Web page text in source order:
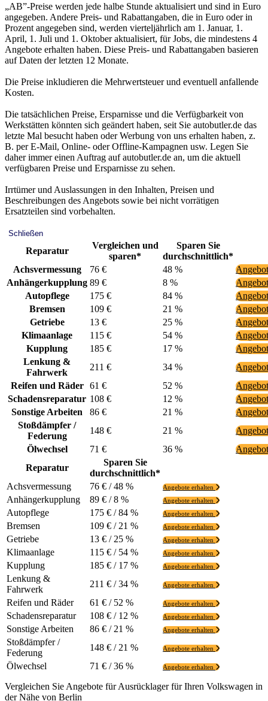
„AB”-Preise werden jede halbe Stunde aktualisiert und sind in Euro
angegeben. Andere Preis- und Rabattangaben, die in Euro oder in
Prozent angegeben sind, werden vierteljährlich am 1. Januar, 1.
April, 1. Juli und 1. Oktober aktualisiert, für Jobs, die mindestens 4
Angebote erhalten haben. Diese Preis- und Rabattangaben basieren
auf Daten der letzten 12 Monate.
Die Preise inkludieren die Mehrwertsteuer und eventuell anfallende
Kosten.
Die tatsächlichen Preise, Ersparnisse und die Verfügbarkeit von
Werkstätten könnten sich geändert haben, seit Sie autobutler.de das
letzte Mal besucht haben oder Werbung von uns erhalten haben, z.
B. per E-Mail, Online- oder Offline-Kampagnen usw. Legen Sie
daher immer einen Auftrag auf autobutler.de an, um die aktuell
verfügbaren Preise und Ersparnisse zu sehen.
Irrtümer und Auslassungen in den Inhalten, Preisen und
Beschreibungen des Angebots sowie bei nicht vorrätigen
Ersatzteilen sind vorbehalten.
Schließen
Reparatur
Vergleichen und
sparen*
Sparen Sie
durchschnittlich*
Achsvermessung
76 € 48 %
Anhängerkupplung 89 € 8 %
Autopflege
175 € 84 %
Bremsen
109 € 21 %
Getriebe
13 € 25 %
Klimaanlage
115 € 54 %
Kupplung
185 € 17 %
Lenkung &
Fahrwerk
211 € 34 %
Reifen und Räder
61 € 52 %
Schadensreparatur 108 € 12 %
Sonstige Arbeiten
86 € 21 %
Stoßdämpfer /
Federung
148 € 21 %
Ölwechsel
71 € 36 %
Reparatur
Sparen Sie
durchschnittlich*
Achsvermessung
76 € / 48 % Angebote erhalten
Anhängerkupplung 89 € / 8 % Angebote erhalten
Autopflege 175 € / 84 % Angebote erhalten
Bremsen 109 € / 21 % Angebote erhalten
Getriebe 13 € / 25 % Angebote erhalten
Klimaanlage 115 € / 54 % Angebote erhalten
Kupplung 185 € / 17 % Angebote erhalten
Lenkung &
Fahrwerk
211 € / 34 % Angebote erhalten
Reifen und Räder 61 € / 52 % Angebote erhalten
Schadensreparatur 108 € / 12 % Angebote erhalten
Sonstige Arbeiten 86 € / 21 % Angebote erhalten
Stoßdämpfer /
Federung
148 € / 21 % Angebote erhalten
Ölwechsel 71 € / 36 % Angebote erhalten
Vergleichen Sie Angebote für Ausrücklager für Ihren Volkswagen in
der Nähe von Berlin